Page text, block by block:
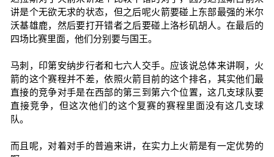
讲是个无欲无求的状态，但之后呢火箭要碰上东部最强的米尔
沃基雄鹿，然后要打开错者之后要碰上洛杉矶胡人。在最后的
四场比赛里面，他们分别要与国王。
马刺，印第安纳步行者和七六人交手。应该说总体来讲啊，火
箭的这个赛程并不差，依照火箭目前的这个排名，其实他们最
直接的竞争对手是在西部的第三到第六个位置，这几支球队要
直接竞争，但这次他们的这个复赛的赛程里面没有这几支球
队。
而且呢，对着对手的普遍来讲，在实力上火箭是有一定优势的